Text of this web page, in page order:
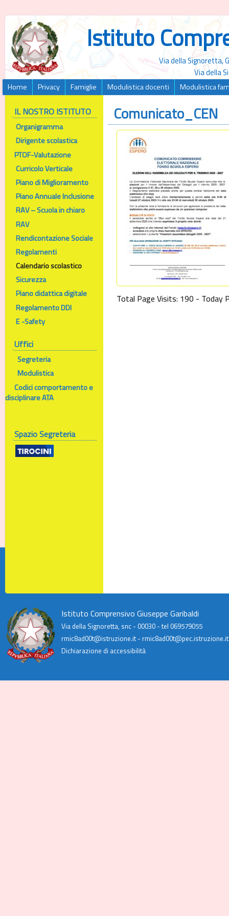
Istituto
Via della Signoretta,
Via della
Home Privacy Famiglie Modulistica docenti Modulistica
IL NOSTRO ISTITUTO
Organigramma
Dirigente scolastica
PTOF-Valutazione
Curricolo Verticale
Piano di Miglioramento
Piano Annuale Inclusione
RAV – Scuola in chiaro
RAV
Rendicontazione Sociale
Regolamenti
Calendario scolastico
Sicurezza
Piano didattica digitale
Regolamento DDI
E -Safety
Uffici
Segreteria
Modulistica
Codici comportamento e
disciplinare ATA
Spazio Segreteria
Comunicato_CEN
Total Page Visits: 190 - Today
Istituto Comprensivo Giuseppe Garibaldi
Via della Signoretta, snc - 00030 - tel 069579055
rmic8ad00t@istruzione.it - rmic8ad00t@pec.istruzione.it
Dichiarazione di accessibilità